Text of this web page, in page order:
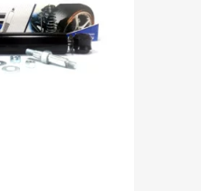
Add to Wishlist
Add to Compare